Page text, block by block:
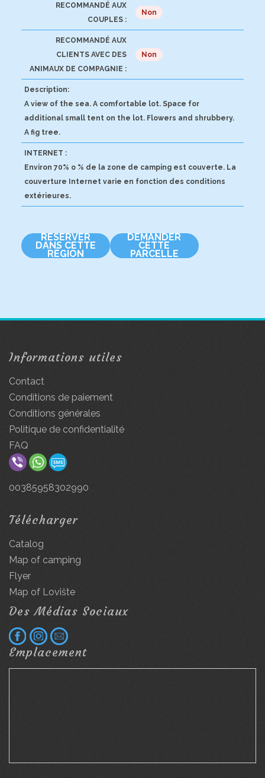
RECOMMANDÉ AUX
COUPLES :
Non
RECOMMANDÉ AUX
CLIENTS AVEC DES
ANIMAUX DE COMPAGNIE :
Non
Description:
A view of the sea. A comfortable lot. Space for
additional small tent on the lot. Flowers and shrubbery.
A fig tree.
INTERNET :
Environ 70% o % de la zone de camping est couverte. La
couverture Internet varie en fonction des conditions
extérieures.
RÉSERVER
DANS CETTE
RÉGION
DEMANDER
CETTE
PARCELLE
Informations utiles
Contact
Conditions de paiement
Conditions générales
Politique de confidentialité
FAQ
00385958302990
Télécharger
Catalog
Map of camping
Flyer
Map of Lovište
Des Médias Sociaux
Emplacement